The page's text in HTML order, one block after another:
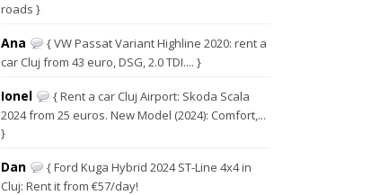
roads }
Ana
{ VW Passat Variant Highline 2020: rent a
car Cluj from 43 euro, DSG, 2.0 TDI.... }
Ionel
{ Rent a car Cluj Airport: Skoda Scala
2024 from 25 euros. New Model (2024): Comfort,...
}
Dan
{ Ford Kuga Hybrid 2024 ST-Line 4x4 in
Cluj: Rent it from €57/day!